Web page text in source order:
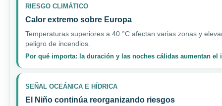
RIESGO CLIMÁTICO
Calor extremo sobre Europa
Temperaturas superiores a 40 °C afectan varias zonas y
peligro de incendios.
Por qué importa: la duración y las noches cálidas aumentan el
SEÑAL OCEÁNICA E HÍDRICA
El Niño continúa reorganizando riesgos